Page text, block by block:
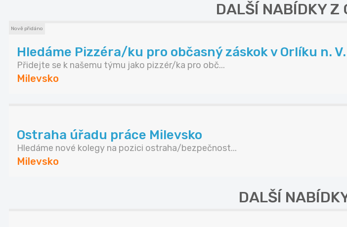
DALŠÍ NABÍDKY Z
Nově přidáno
Hledáme Pizzéra/ku pro občasný záskok v Orlíku n. V.
Přidejte se k našemu týmu jako pizzér/ka pro obč...
Milevsko
Ostraha úřadu práce Milevsko
Hledáme nové kolegy na pozici ostraha/bezpečnost...
Milevsko
DALŠÍ